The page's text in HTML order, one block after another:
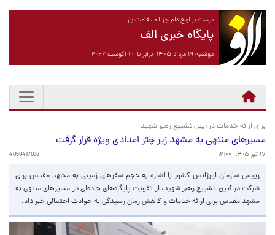
نیست بر لوح دلم جز الف قامت یار
پایگاه خبری الف
دوشنبه ۱۹ مرداد ۱۴۰۵ برابر با ۱۰ آگوست ۲۰۲۶
برای ارائه خدمات در آیین تشییع رهبر شهید
مسیرهای منتهی به مشهد زیر چتر امدادی ویژه قرار گرفت
۱۷ تیر ۱۴۰۵، ۱۲:۰۰ 4050417037
رییس سازمان اورژانس کشور با اشاره به حجم سفرهای زمینی به مشهد مقدس برای
شرکت در آیین تشییع رهبر شهید، از تقویت پایگاه‌های جاده‌ای در مسیرهای منتهی به
مشهد مقدس برای ارائه خدمات و کاهش زمان رسیدگی به حوادث احتمالی خبر داد.